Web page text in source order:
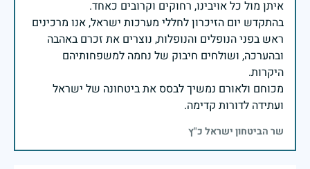
בהתקדש יום הזיכרון לחללי מערכות ישראל, אנו מרכינים
ראש בפני הנופלים והנופלות, נוצרים את זכרם באהבה
ובהערכה, ושולחים חיבוק של נחמה למשפחותיהם
מכוחם ולאורם נמשיך לבסס את ביטחונה של ישראל
ועתידה לדורות קדימה.
שר הביטחון ישראל כ"ץ